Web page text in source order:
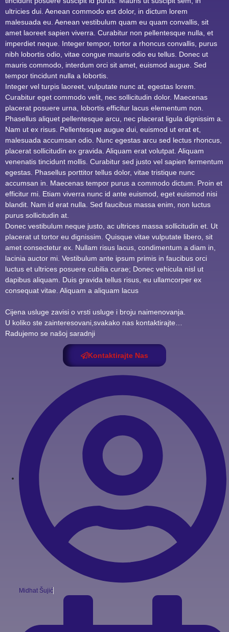
ultricies dui. Aenean commodo est dolor, in dictum lorem
malesuada eu. Aenean vestibulum quam eu quam convallis, sit
amet laoreet sapien viverra. Curabitur non pellentesque nulla, et
imperdiet neque. Integer tempor, tortor a rhoncus convallis, purus
nibh lobortis odio, vitae congue mauris odio eu tellus. Donec ut
mauris commodo, interdum orci sit amet, euismod augue. Sed
tempor tincidunt nulla a lobortis.
Integer vel turpis laoreet, vulputate nunc at, egestas lorem.
Curabitur eget commodo velit, nec sollicitudin dolor. Maecenas
placerat posuere urna, lobortis efficitur lacus elementum non.
Phasellus aliquet pellentesque arcu, nec placerat ligula dignissim a.
Nam ut ex risus. Pellentesque augue dui, euismod ut erat et,
malesuada accumsan odio. Nunc egestas arcu sed lectus rhoncus,
placerat sollicitudin ex gravida. Aliquam erat volutpat. Aliquam
venenatis tincidunt mollis. Curabitur sed justo vel sapien fermentum
egestas. Phasellus porttitor tellus dolor, vitae tristique nunc
accumsan in. Maecenas tempor purus a commodo dictum. Proin et
efficitur mi. Etiam viverra nunc id ante euismod, eget euismod nisi
blandit. Nam id erat nulla. Sed faucibus massa enim, non luctus
purus sollicitudin at.
Donec vestibulum neque justo, ac ultrices massa sollicitudin et. Ut
placerat ut tortor eu dignissim. Quisque vitae vulputate libero, sit
amet consectetur ex. Nullam risus lacus, condimentum a diam in,
lacinia auctor mi. Vestibulum ante ipsum primis in faucibus orci
luctus et ultrices posuere cubilia curae; Donec vehicula nisl ut
dapibus aliquam. Duis gravida tellus risus, eu ullamcorper ex
consequat vitae. Aliquam a aliquam lacus
Cijena usluge zavisi o vrsti usluge i broju naimenovanja.
U koliko ste zainteresovani,svakako nas kontaktirajte…
Radujemo se našoj saradnji
Kontaktirajte Nas
Midhat Šujić